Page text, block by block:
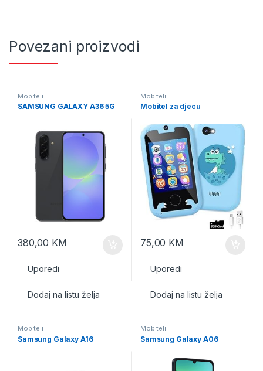
Povezani proizvodi
Mobiteli
SAMSUNG GALAXY A36 5G
380,00 KM
Uporedi
Dodaj na listu želja
Mobiteli
Mobitel za djecu
75,00 KM
Uporedi
Dodaj na listu želja
Mobiteli
Samsung Galaxy A16
Mobiteli
Samsung Galaxy A06